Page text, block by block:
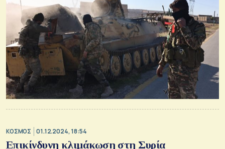
ΚΟΣΜΟΣ 01.12.2024, 18:54
Επικίνδυνη κλιμάκωση στη Συρία